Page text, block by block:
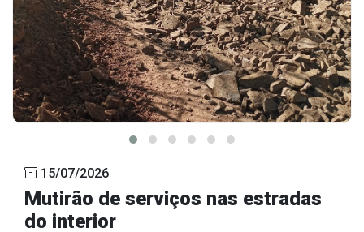
15/07/2026
Mutirão de serviços nas estradas
do interior